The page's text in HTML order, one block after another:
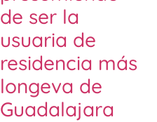
de ser la
usuaria de
residencia más
longeva de
Guadalajara